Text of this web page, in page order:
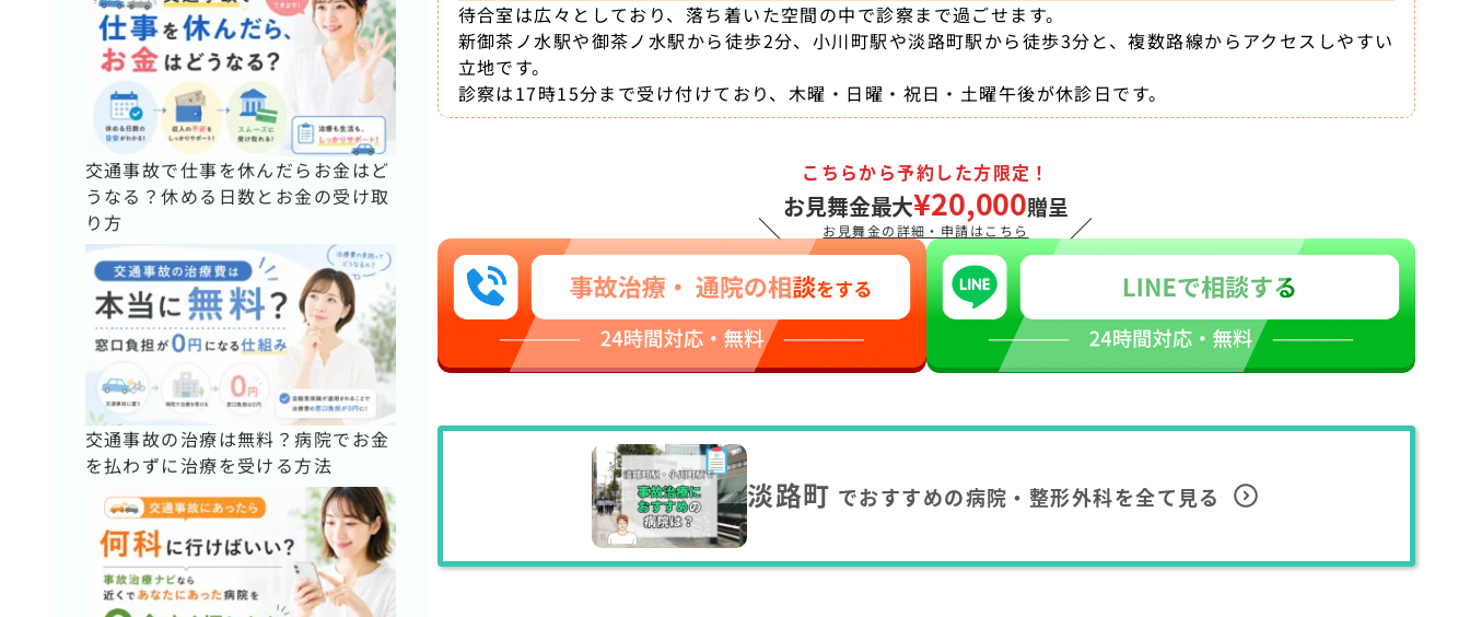
待合室は広々としており、落ち着いた空間の中で診察まで過ごせます。
新御茶ノ水駅や御茶ノ水駅から徒歩2分、小川町駅や淡路町駅から徒歩3分と、複数路線からアクセスしやすい
立地です。
診察は17時15分まで受け付けており、木曜・日曜・祝日・土曜午後が休診日です。
＼
こちらから予約した方限定！
お見舞金最大¥20,000贈呈
お見舞金の詳細・申請はこちら ／
淡路町 でおすすめの病院・整形外科を全て見る
交通事故で仕事を休んだらお金はど
うなる？休める日数とお金の受け取
り方
交通事故の治療は無料？病院でお金
を払わずに治療を受ける方法